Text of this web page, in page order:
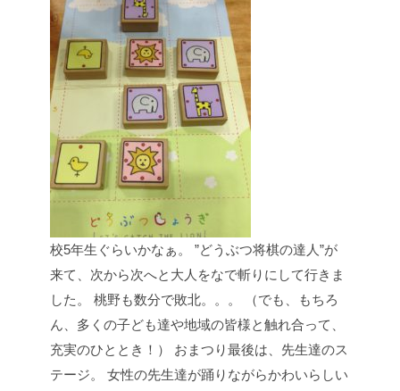
校5年生ぐらいかなぁ。
”どうぶつ将棋の達人”が
来て、次から次へと大人をなで斬りにして行きま
した。
桃野も数分で敗北。。。
（でも、もちろ
ん、多くの子ども達や地域の皆様と触れ合って、
充実のひととき！）
おまつり最後は、先生達のス
テージ。
女性の先生達が踊りながらかわいらしい